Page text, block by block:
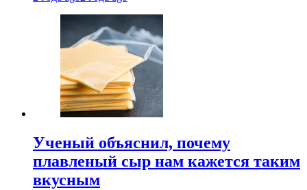
Ученый объяснил, почему
плавленый сыр нам кажется таким
вкусным